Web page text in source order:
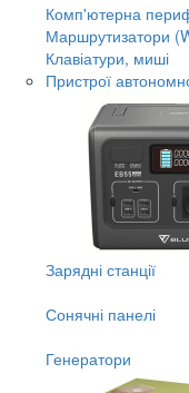
Комп'ютерна
Маршрутизатори
Клавіатури, миші
Пристрої
Зарядні станції
Сонячні панелі
Генератори